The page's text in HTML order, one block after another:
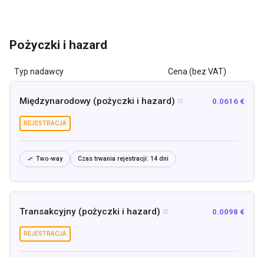
Pożyczki i hazard
Typ nadawcy Cena (bez VAT)
Międzynarodowy (pożyczki i hazard)  0.0616 €
REJESTRACJA
 Two-way Czas trwania rejestracji: 14 dni
Transakcyjny (pożyczki i hazard)  0.0098 €
REJESTRACJA